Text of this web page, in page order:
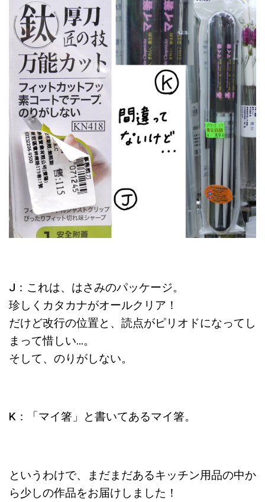
J：これは、はさみのパッケージ。
珍しくカタカナがオールクリア！
だけど改行の位置と、読点がピリオドになってし
まって惜しい…。
そして、のりがしない。
K：「マイ箸」と書いてあるマイ箸。
というわけで、まだまだあるキッチン用品の中か
ら少しの作品をお届けしました！